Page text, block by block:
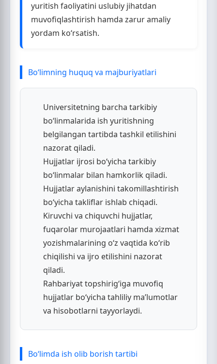
yuritish faoliyatini uslubiy jihatdan
muvofiqlashtirish hamda zarur amaliy
yordam ko‘rsatish.
Bo‘limning huquq va majburiyatlari
Universitetning barcha tarkibiy
bo‘linmalarida ish yuritishning
belgilangan tartibda tashkil etilishini
nazorat qiladi.
Hujjatlar ijrosi bo‘yicha tarkibiy
bo‘linmalar bilan hamkorlik qiladi.
Hujjatlar aylanishini takomillashtirish
bo‘yicha takliflar ishlab chiqadi.
Kiruvchi va chiquvchi hujjatlar,
fuqarolar murojaatlari hamda xizmat
yozishmalarining o‘z vaqtida ko‘rib
chiqilishi va ijro etilishini nazorat
qiladi.
Rahbariyat topshirig‘iga muvofiq
hujjatlar bo‘yicha tahliliy ma’lumotlar
va hisobotlarni tayyorlaydi.
Bo‘limda ish olib borish tartibi